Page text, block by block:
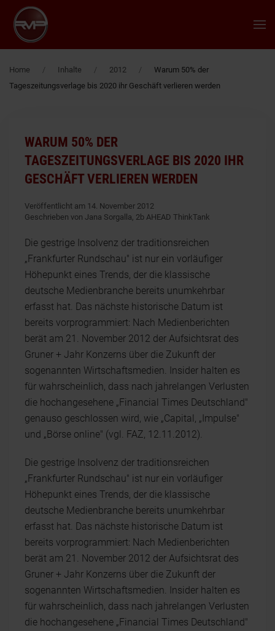
Zum Hauptinhalt springen
Home Inhalte 2012
Warum 50% der
Tageszeitungsverlage bis 2020 ihr Geschäft verlieren werden
WARUM 50% DER
TAGESZEITUNGSVERLAGE BIS 2020 IHR
GESCHÄFT VERLIEREN WERDEN
Veröffentlicht am 14. November 2012
Geschrieben von Jana Sorgalla, 2b AHEAD ThinkTank
Die gestrige Insolvenz der traditionsreichen
„Frankfurter Rundschau" ist nur ein vorläufiger
Höhepunkt eines Trends, der die klassische
deutsche Medienbranche bereits unumkehrbar
erfasst hat. Das nächste historische Datum ist
bereits vorprogrammiert: Nach Medienberichten
berät am 21. November 2012 der Aufsichtsrat des
Gruner + Jahr Konzerns über die Zukunft der
sogenannten Wirtschaftsmedien. Insider halten es
für wahrscheinlich, dass nach jahrelangen Verlusten
die hochangesehene „Financial Times Deutschland"
genauso geschlossen wird, wie „Capital, „Impulse"
und „Börse online" (vgl. FAZ, 12.11.2012).
Die gestrige Insolvenz der traditionsreichen
„Frankfurter Rundschau" ist nur ein vorläufiger
Höhepunkt eines Trends, der die klassische
deutsche Medienbranche bereits unumkehrbar
erfasst hat. Das nächste historische Datum ist
bereits vorprogrammiert: Nach Medienberichten
berät am 21. November 2012 der Aufsichtsrat des
Gruner + Jahr Konzerns über die Zukunft der
sogenannten Wirtschaftsmedien. Insider halten es
für wahrscheinlich, dass nach jahrelangen Verlusten
die hochangesehene „Financial Times Deutschland"